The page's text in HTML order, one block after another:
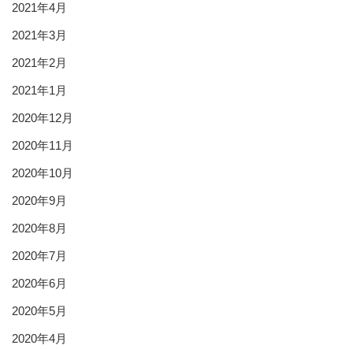
2021年4月
2021年3月
2021年2月
2021年1月
2020年12月
2020年11月
2020年10月
2020年9月
2020年8月
2020年7月
2020年6月
2020年5月
2020年4月